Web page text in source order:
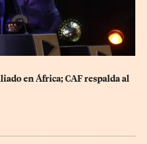
en África; CAF respalda al